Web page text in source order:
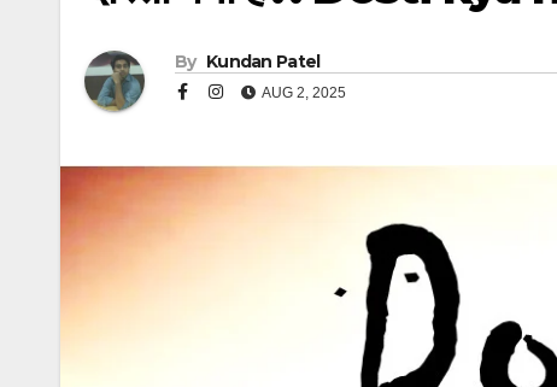
By Kundan Patel
AUG 2, 2025